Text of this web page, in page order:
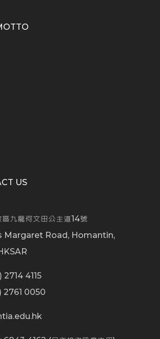
US
九龍何文田公主道14號
Margaret Road, Homantin,
2714 4115
2761 0050